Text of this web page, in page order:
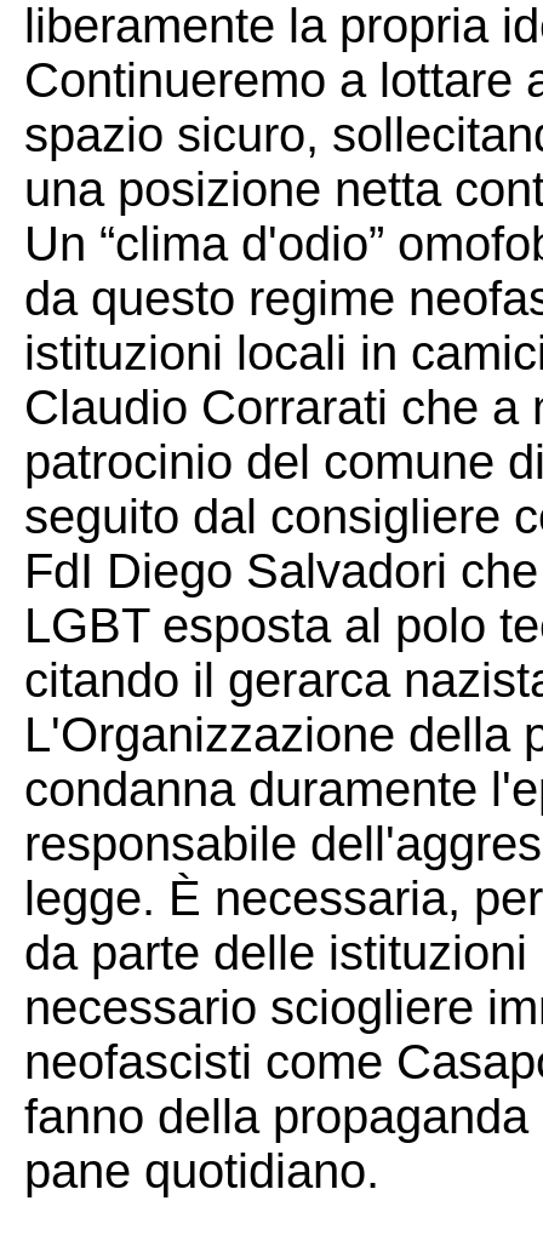
liberamente la propria
Continueremo a lottare
spazio sicuro,
una posizione netta
Un “clima d'odio”
da questo regime
istituzioni locali in
Claudio Corrarati che a
patrocinio del comune
seguito dal consigliere
FdI Diego Salvadori
LGBT esposta al polo
citando il gerarca
L'Organizzazione della
condanna duramente
responsabile
legge. È necessaria,
da parte delle
necessario sciogliere
neofascisti come
fanno della
pane quotidiano.